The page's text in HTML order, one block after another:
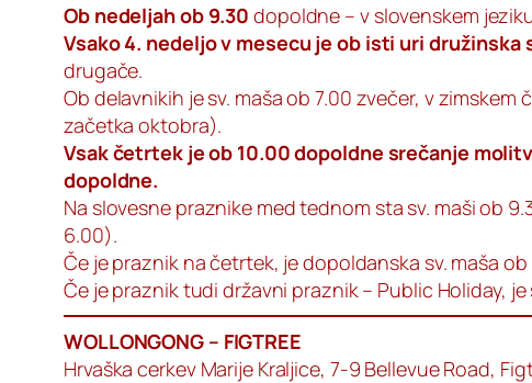
Ob nedeljah ob 9.30 dopoldne – v slovenskem
Vsako 4. nedeljo v mesecu je ob isti uri družinska
drugače.
Ob delavnikih je sv. maša ob 7.00 zvečer, v
začetka oktobra).
Vsak četrtek je ob 10.00 dopoldne srečanje
dopoldne.
Na slovesne praznike med tednom sta sv. maši ob
6.00).
Če je praznik na četrtek, je dopoldanska sv. maša ob
Če je praznik tudi državni praznik – Public Holiday,
WOLLONGONG – FIGTREE
Hrvaška cerkev Marije Kraljice, 7-9 Bellevue Road,